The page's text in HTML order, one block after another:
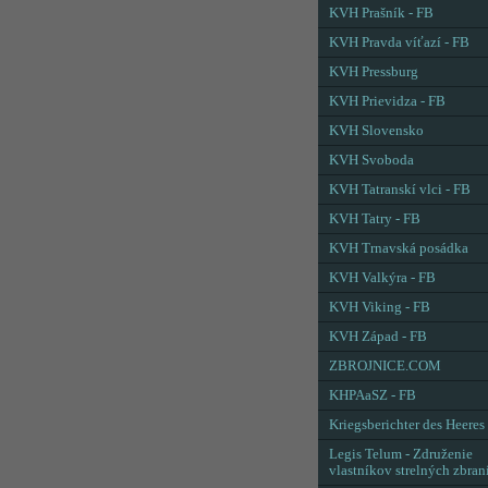
KVH Prašník - FB
KVH Pravda víťazí - FB
KVH Pressburg
KVH Prievidza - FB
KVH Slovensko
KVH Svoboda
KVH Tatranskí vlci - FB
KVH Tatry - FB
KVH Trnavská posádka
KVH Valkýra - FB
KVH Viking - FB
KVH Západ - FB
ZBROJNICE.COM
KHPAaSZ - FB
Kriegsberichter des Heeres
Legis Telum - Združenie
vlastníkov strelných